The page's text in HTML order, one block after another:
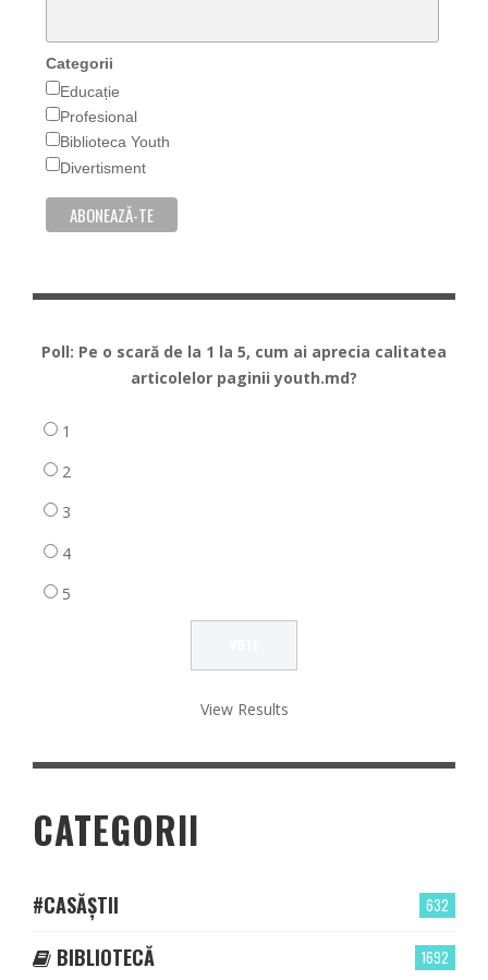
Categorii
Educație
Profesional
Biblioteca Youth
Divertisment
Poll: Pe o scară de la 1 la 5, cum ai aprecia calitatea
articolelor paginii youth.md?
1
2
3
4
5
View Results
CATEGORII
632
#CASĂȘTII
1692
BIBLIOTECĂ